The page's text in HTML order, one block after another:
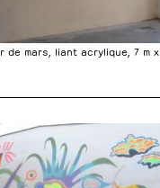
de mars, liant acrylique, 7 m